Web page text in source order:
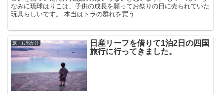
なみに琉球はりこは、子供の成長を願ってお祭りの日に売られていた
玩具らしいです。 本当はトラの群れを買う...
旅・お出かけ
日産リーフを借りて1泊2日の四国
旅行に行ってきました。